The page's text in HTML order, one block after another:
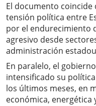
El documento
tensión política entre
por el endurecimiento
agresivo desde
administración
En paralelo, el
intensificado su
los últimos meses, en
económica, energética